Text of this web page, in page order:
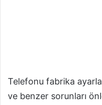
Telefonu fabrika
ve benzer sorunları